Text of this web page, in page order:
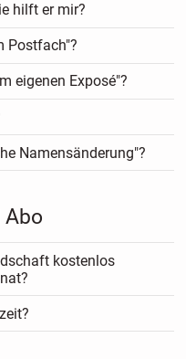
hilft er mir?
Postfach"?
eigenen Exposé"?
Namensänderung"?
Abo
kostenlos